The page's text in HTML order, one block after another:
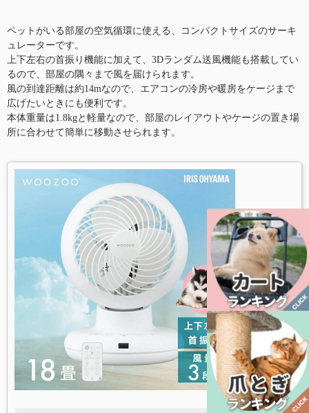
ペットがいる部屋の空気循環に使える、コンパクトサイズのサーキ
ュレーターです。
上下左右の首振り機能に加えて、3Dランダム送風機能も搭載してい
るので、部屋の隅々まで風を届けられます。
風の到達距離は約14mなので、エアコンの冷房や暖房をケージまで
広げたいときにも便利です。
本体重量は1.8kgと軽量なので、部屋のレイアウトやケージの置き場
所に合わせて簡単に移動させられます。